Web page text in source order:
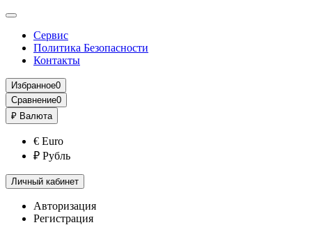
Сервис
Политика Безопасности
Контакты
Избранное0
Сравнение0
₽ Валюта
€ Euro
₽ Рубль
Личный кабинет
Авторизация
Регистрация